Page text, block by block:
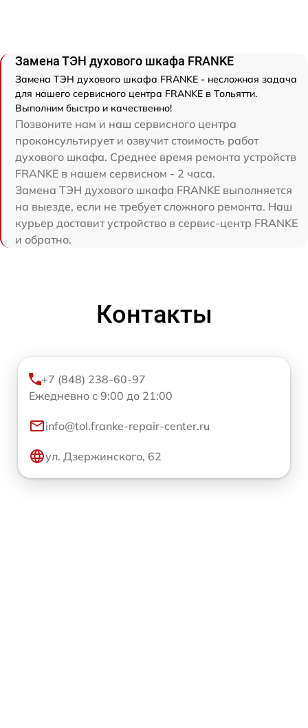
Замена ТЭН духового шкафа FRANKE
Замена ТЭН духового шкафа FRANKE - несложная задача
для нашего сервисного центра FRANKE в Тольятти.
Выполним быстро и качественно!
Позвоните нам и наш сервисного центра
проконсультирует и озвучит стоимость работ
духового шкафа. Среднее время ремонта устройств
FRANKE в нашем сервисном - 2 часа.
Замена ТЭН духового шкафа FRANKE выполняется
на выезде, если не требует сложного ремонта. Наш
курьер доставит устройство в сервис-центр FRANKE
и обратно.
Контакты
+7 (848) 238-60-97
Ежедневно с 9:00 до 21:00
info@tol.franke-repair-center.ru
ул. Дзержинского, 62